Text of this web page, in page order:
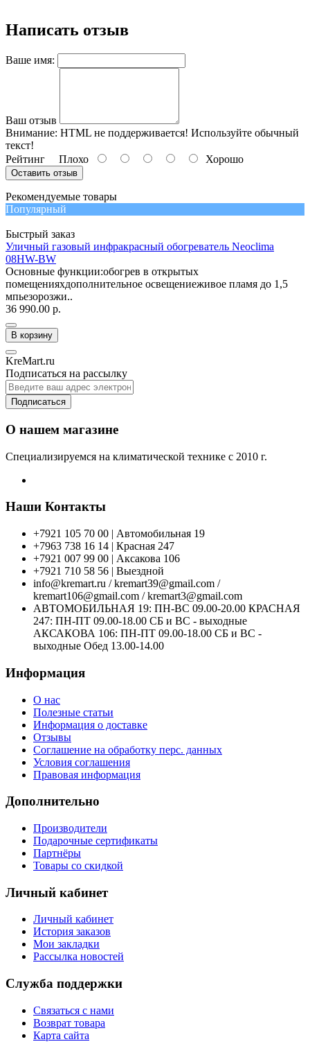
Написать отзыв
Ваше имя:
Ваш отзыв
Внимание: HTML не поддерживается! Используйте обычный
текст!
Рейтинг Плохо Хорошо
Оставить отзыв
Рекомендуемые товары
Популярный
Быстрый заказ
Уличный газовый инфракрасный обогреватель Neoclima
08HW-BW
Основные функции:обогрев в открытых
помещенияхдополнительное освещениеживое пламя до 1,5
мпьезорозжи..
36 990.00 р.
В корзину
KreMart.ru
Подписаться на рассылку
Подписаться
О нашем магазине
Специализируемся на климатической технике с 2010 г.
Наши Контакты
+7921 105 70 00 | Автомобильная 19
+7963 738 16 14 | Красная 247
+7921 007 99 00 | Аксакова 106
+7921 710 58 56 | Выездной
info@kremart.ru / kremart39@gmail.com /
kremart106@gmail.com / kremart3@gmail.com
АВТОМОБИЛЬНАЯ 19: ПН-ВС 09.00-20.00 КРАСНАЯ
247: ПН-ПТ 09.00-18.00 СБ и ВС - выходные
АКСАКОВА 106: ПН-ПТ 09.00-18.00 СБ и ВС -
выходные Обед 13.00-14.00
Информация
О нас
Полезные статьи
Информация о доставке
Отзывы
Соглашение на обработку перс. данных
Условия соглашения
Правовая информация
Дополнительно
Производители
Подарочные сертификаты
Партнёры
Товары со скидкой
Личный кабинет
Личный кабинет
История заказов
Мои закладки
Рассылка новостей
Служба поддержки
Связаться с нами
Возврат товара
Карта сайта